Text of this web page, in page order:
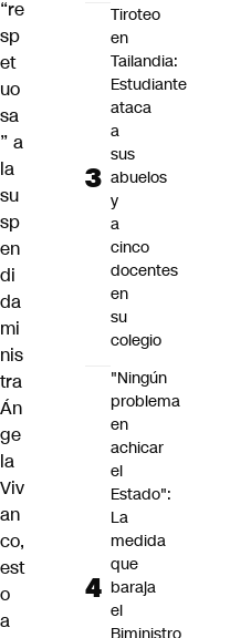
“re
sp
et
uo
sa
” a
la
su
sp
en
di
da
mi
nis
tra
Án
ge
la
Viv
an
co,
est
o
a
Tiroteo
en
Tailandia:
Estudiante
ataca
a
sus
abuelos
y
a
cinco
docentes
en
su
colegio
"Ningún
problema
en
achicar
el
Estado":
La
medida
que
baraja
el
Biministro